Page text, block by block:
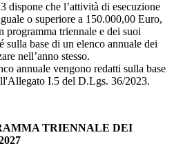
dispone che l’attività di esecuzione
o superiore a 150.000,00 Euro,
programma triennale e dei suoi
sulla base di un elenco annuale dei
nell’anno stesso.
annuale vengono redatti sulla base
I.5 del D.Lgs. 36/2023.
TRIENNALE DEI